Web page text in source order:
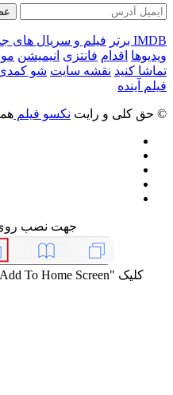
IMDB برتر فیلم و سریال های
ویدیوها اقدام فانتزی انیمیشن
تماشا کنید نقشه سایت شو
فیلم آینده
© حق کلی و رایت نکسو فیلم
جهت نصب روی